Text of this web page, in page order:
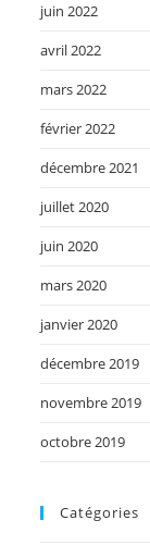
juin 2022
avril 2022
mars 2022
février 2022
décembre 2021
juillet 2020
juin 2020
mars 2020
janvier 2020
décembre 2019
novembre 2019
octobre 2019
Catégories